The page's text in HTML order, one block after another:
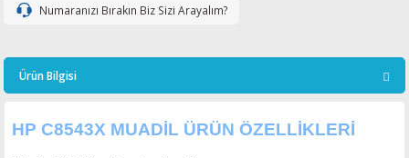
Numaranızı Bırakın Biz Sizi Arayalım?
Ürün Bilgisi
HP C8543X MUADİL ÜRÜN ÖZELLİKLERİ